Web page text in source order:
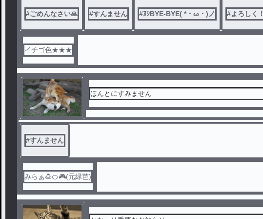
#ごめんなさい🙏 #すんません #ﾇｼBYE-BYE( *・ω・)ノ #よろしく！
イチゴ色★★★
ほんとにすみません
#すんません
みらぁ🍮🍊🎮(元緑芭)